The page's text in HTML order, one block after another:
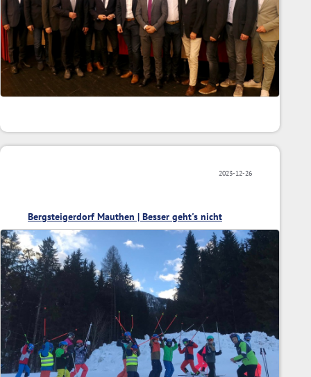
2023-12-26
Bergsteigerdorf Mauthen | Besser geht's nicht